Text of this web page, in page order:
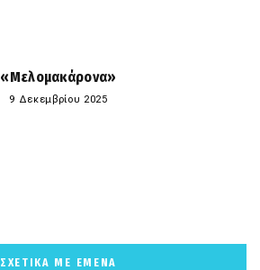
«Μελομακάρονα»
9 Δεκεμβρίου 2025
ΣΧΕΤΙΚΑ ΜΕ ΕΜΕΝΑ